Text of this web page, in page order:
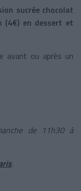
sucrée chocolat
(4€) en dessert et
avant ou après un
de 11h30 à
.